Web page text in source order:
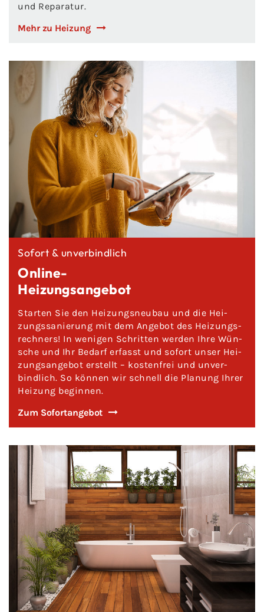
und Re­pa­ra­tur.
Mehr zu Hei­zung
So­fort & un­ver­bind­lich
Online-​
Hei­zungs­an­ge­bot
Star­ten Sie den Hei­zungs­neu­bau und die Hei­
zungs­sa­nie­rung mit dem An­ge­bot des Hei­zungs­
rech­ners! In we­ni­gen Schrit­ten wer­den Ihre Wün­
sche und Ihr Be­darf er­fasst und so­fort unser Hei­
zungs­an­ge­bot er­stellt – kos­ten­frei und un­ver­
bind­lich. So kön­nen wir schnell die Pla­nung Ihrer
Hei­zung be­gin­nen.
Zum So­fort­an­ge­bot